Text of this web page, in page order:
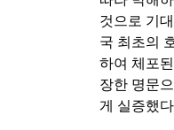
것으로 기
국 최초의
하여 체포
장한 명문
게 실증했